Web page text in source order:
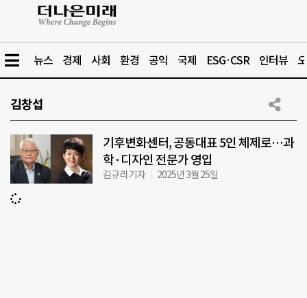
뉴스 경제 사회 환경 공익 국제 ESG·CSR 인터뷰
김창섭
기후변화센터, 공동대표 5인 체제로…과
학·디자인 전문가 영입
김규리 기자 2025년 3월 25일